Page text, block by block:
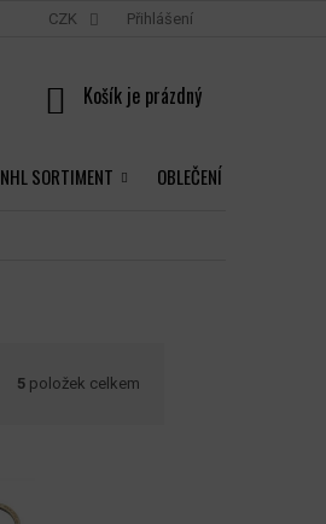
CZK Přihlášení
NÁKUPNÍ
NHL SORTIMENT OBLEČENÍ
5 položek celkem